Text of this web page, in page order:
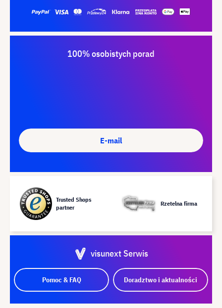
100% osobistych porad
E-mail
Trusted Shops
partner
Rzetelna firma
visunext Serwis
Pomoc & FAQ Doradztwo i aktualności